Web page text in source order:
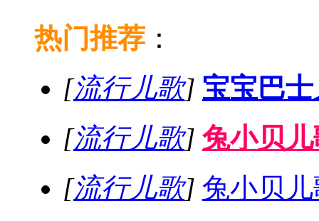
热门推荐：
[流行儿歌] 宝宝巴
[流行儿歌] 兔小贝
[流行儿歌] 兔小贝